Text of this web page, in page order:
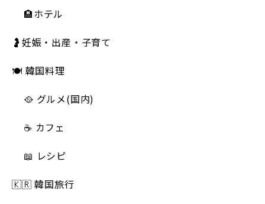
🏨ホテル
🤰妊娠・出産・子育て
🍽 韓国料理
🥘 グルメ(国内)
☕️ カフェ
📖 レシピ
🇰🇷 韓国旅行